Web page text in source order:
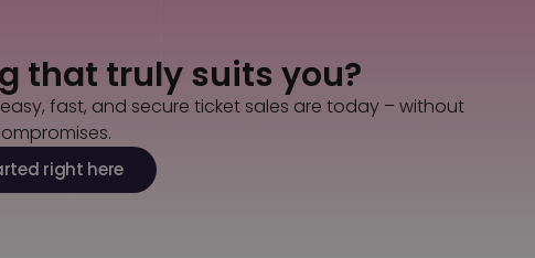
that truly suits you?
fast, and secure ticket sales are today – without
right here